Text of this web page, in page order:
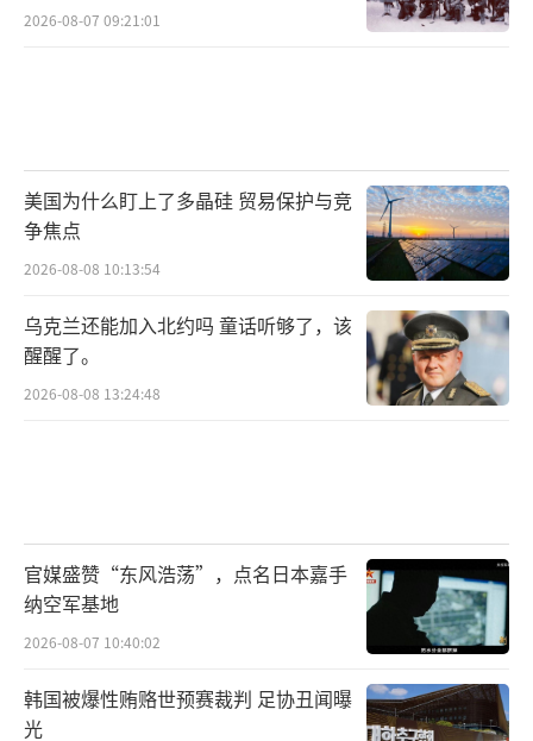
2026-08-07 09:21:01
美国为什么盯上了多晶硅 贸易保护与竞
争焦点
2026-08-08 10:13:54
乌克兰还能加入北约吗 童话听够了，该
醒醒了。
2026-08-08 13:24:48
官媒盛赞“东风浩荡”，点名日本嘉手
纳空军基地
2026-08-07 10:40:02
韩国被爆性贿赂世预赛裁判 足协丑闻曝
光